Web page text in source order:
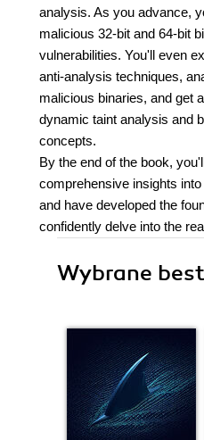
analysis. As you advance,
malicious 32-bit and 64-bit
vulnerabilities. You'll even
anti-analysis techniques,
malicious binaries, and get
dynamic taint analysis and
concepts.
By the end of the book,
comprehensive insights
and have developed the
confidently delve into the
Wybrane